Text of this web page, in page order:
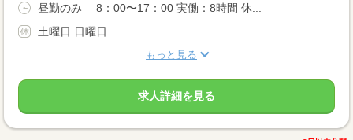
昼勤のみ 8：00〜17：00 実働：8時間 休...
土曜日 日曜日
もっと見る
求人詳細を見る